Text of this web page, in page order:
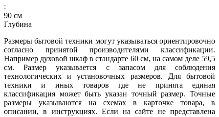
:
90 см
Глубина
Размеры бытовой техники могут указываться ориентировочно
согласно принятой производителями классификации.
Например духовой шкаф в стандарте 60 см, на самом деле 59,5
см. Размер указывается с запасом для соблюдения
технологических и установочных размеров. Для бытовой
техники и иных товаров где не принята единая
классификация может быть указан точный размер. Точные
размеры указываются на схемах в карточке товара, в
описании, в инструкциях. Если на сайте не представлена